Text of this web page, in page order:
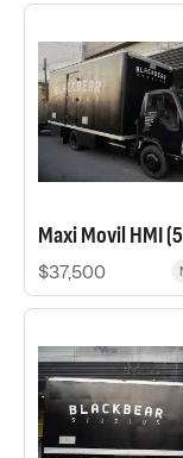
Maxi Movil HMI
$37,500